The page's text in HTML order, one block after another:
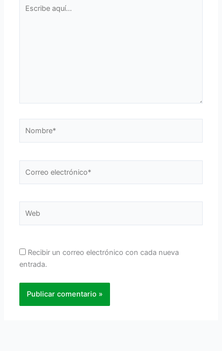
aquí...
electrónico*
Recibir un correo electrónico con cada nueva
entrada.